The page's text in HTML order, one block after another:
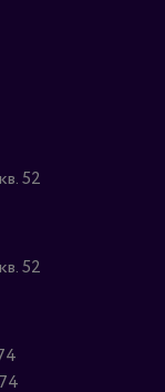
52
52